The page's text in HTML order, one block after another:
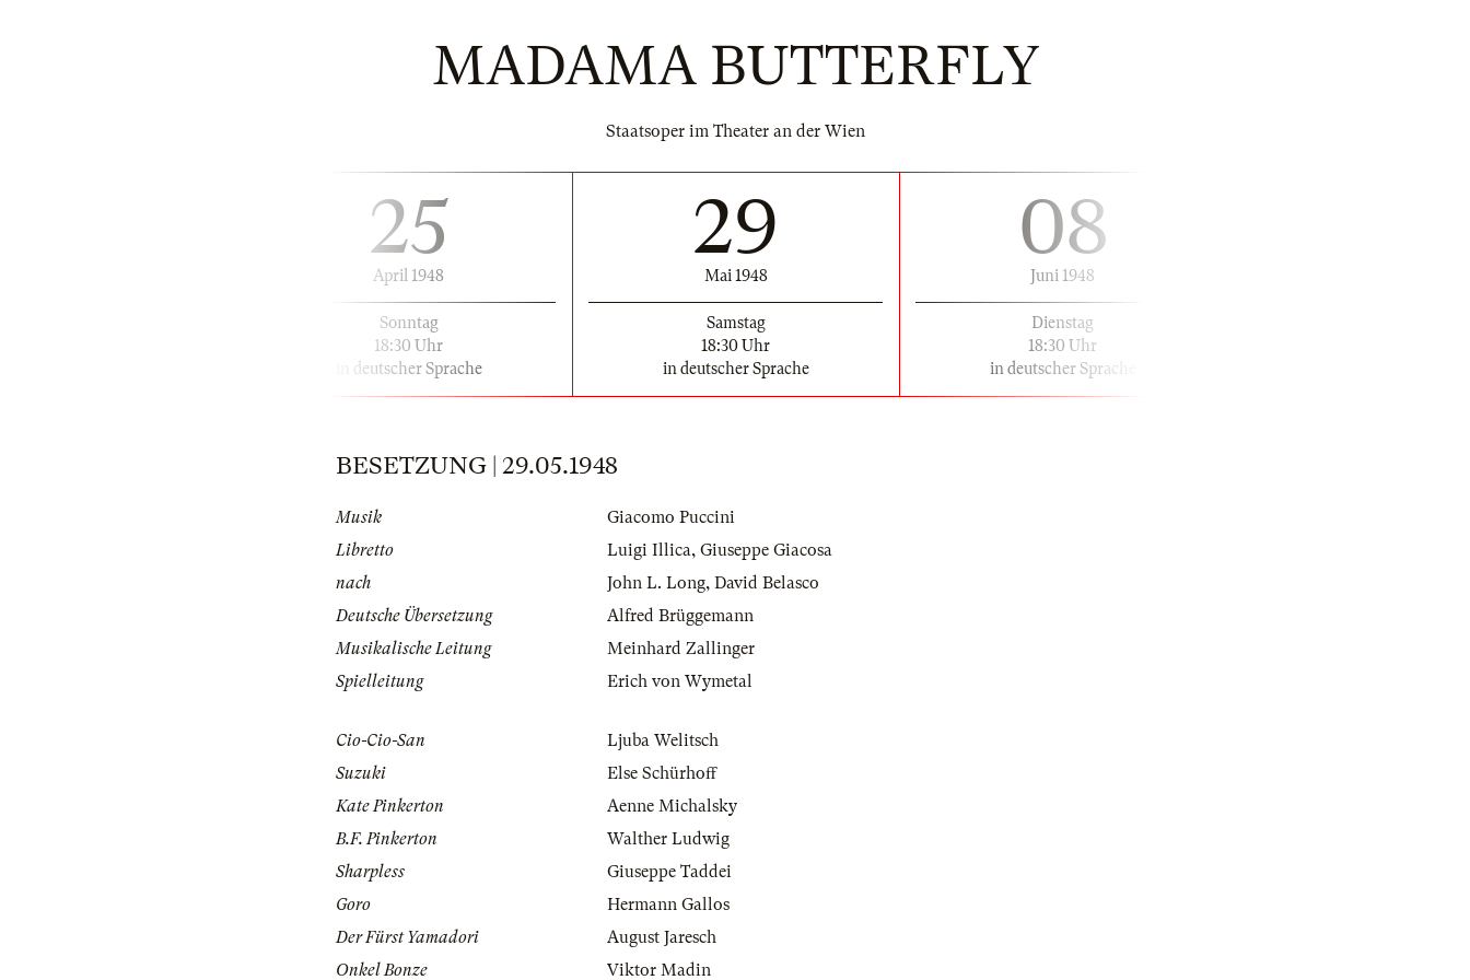
MADAMA BUTTERFLY
Staatsoper im Theater an der Wien
25
April 1948
Sonntag
18:30 Uhr
in deutscher Sprache
29
Mai 1948
Samstag
18:30 Uhr
in deutscher Sprache
08
Juni 1948
Dienstag
18:30 Uhr
in deutscher Sprache
BESETZUNG | 29.05.1948
Musik
Giacomo Puccini
Libretto
Luigi Illica, Giuseppe Giacosa
nach
John L. Long, David Belasco
Deutsche Übersetzung
Alfred Brüggemann
Musikalische Leitung
Meinhard Zallinger
Spielleitung
Erich von Wymetal
Cio-Cio-San
Ljuba Welitsch
Suzuki
Else Schürhoff
Kate Pinkerton
Aenne Michalsky
B.F. Pinkerton
Walther Ludwig
Sharpless
Giuseppe Taddei
Goro
Hermann Gallos
Der Fürst Yamadori
August Jaresch
Onkel Bonze
Viktor Madin